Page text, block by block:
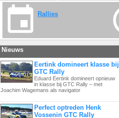
Rallies
Nieuws
Eertink domineert klasse bij
GTC Rally
Eduard Eertink domineert opnieuw
in klasse bij GTC Rally – met
Joachim Wagemans als navigator
Perfect optreden Henk
Vossenin GTC Rally